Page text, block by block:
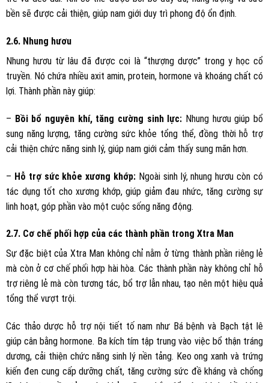
bền sẽ được cải thiện, giúp nam giới duy trì phong độ ổn định.
2.6. Nhung hươu
Nhung hươu từ lâu đã được coi là “thượng dược” trong y học cổ
truyền. Nó chứa nhiều axit amin, protein, hormone và khoáng chất có
lợi. Thành phần này giúp:
– Bồi bổ nguyên khí, tăng cường sinh lực: Nhung hươu giúp bổ
sung năng lượng, tăng cường sức khỏe tổng thể, đồng thời hỗ trợ
cải thiện chức năng sinh lý, giúp nam giới cảm thấy sung mãn hơn.
– Hỗ trợ sức khỏe xương khớp: Ngoài sinh lý, nhung hươu còn có
tác dụng tốt cho xương khớp, giúp giảm đau nhức, tăng cường sự
linh hoạt, góp phần vào một cuộc sống năng động.
2.7. Cơ chế phối hợp của các thành phần trong Xtra Man
Sự đặc biệt của Xtra Man không chỉ nằm ở từng thành phần riêng lẻ
mà còn ở cơ chế phối hợp hài hòa. Các thành phần này không chỉ hỗ
trợ riêng lẻ mà còn tương tác, bổ trợ lẫn nhau, tạo nên một hiệu quả
tổng thể vượt trội.
Các thảo dược hỗ trợ nội tiết tố nam như Bá bệnh và Bạch tật lê
giúp cân bằng hormone. Ba kích tím tập trung vào việc bổ thận tráng
dương, cải thiện chức năng sinh lý nền tảng. Keo ong xanh và trứng
kiến đen cung cấp dưỡng chất, tăng cường sức đề kháng và chống